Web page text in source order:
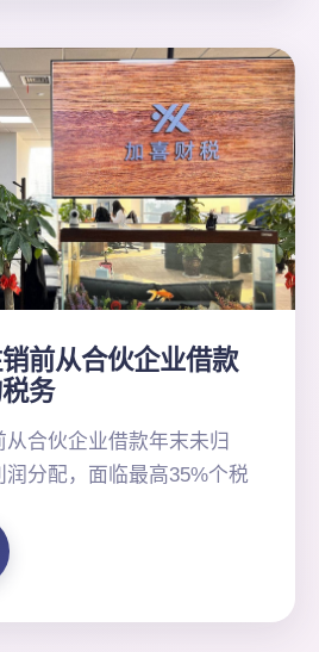
前从合伙企业借款
务
合伙企业借款年末未归
分配，面临最高35%个税